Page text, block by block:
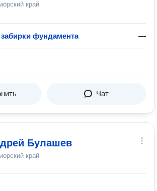
край
фундамента —
Чат
Булашев
край